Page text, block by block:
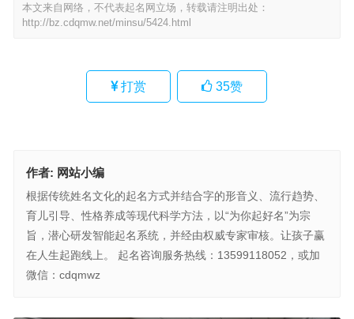
本文来自网络，不代表起名网立场，转载请注明出处：
http://bz.cdqmw.net/minsu/5424.html
打赏 35赞
作者: 网站小编
根据传统姓名文化的起名方式并结合字的形音义、流行趋势、
育儿引导、性格养成等现代科学方法，以“为你起好名”为宗
旨，潜心研发智能起名系统，并经由权威专家审核。让孩子赢
在人生起跑线上。 起名咨询服务热线：13599118052，或加
微信：cdqmwz